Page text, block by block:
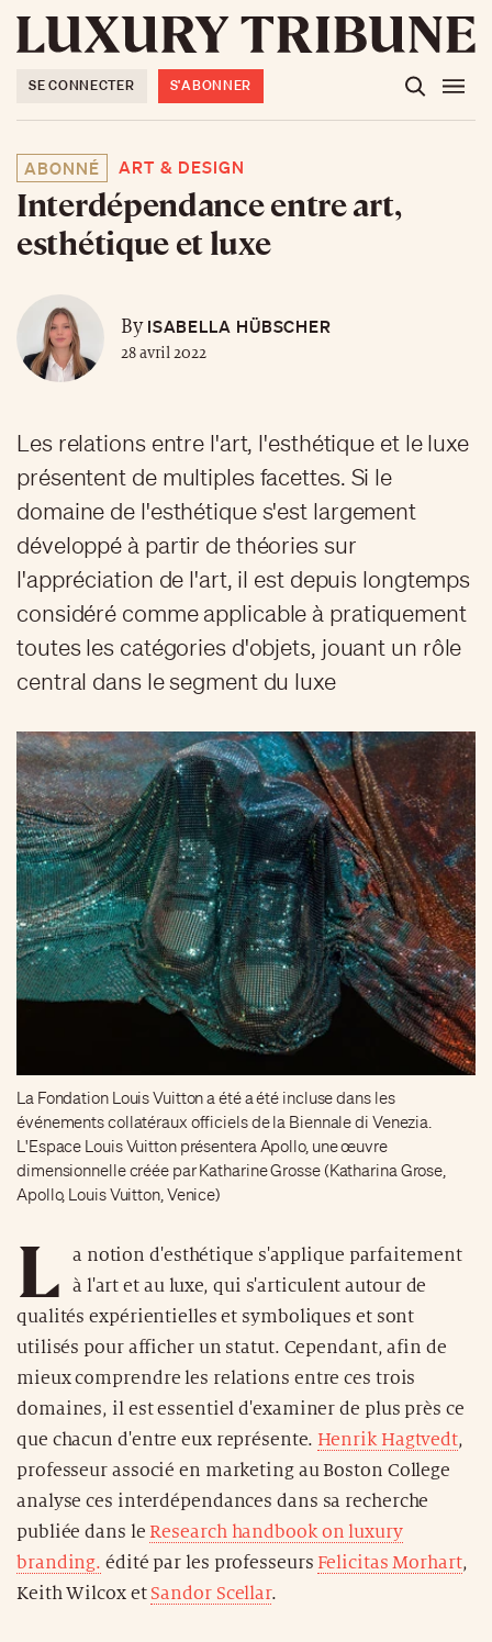
SE CONNECTER S'ABONNER
ABONNÉ ART & DESIGN
Interdépendance entre art,
esthétique et luxe
ByISABELLA HÜBSCHER
28 avril 2022
Les relations entre l'art, l'esthétique et le luxe
présentent de multiples facettes. Si le
domaine de l'esthétique s'est largement
développé à partir de théories sur
l'appréciation de l'art, il est depuis longtemps
considéré comme applicable à pratiquement
toutes les catégories d'objets, jouant un rôle
central dans le segment du luxe
La Fondation Louis Vuitton a été a été incluse dans les
événements collatéraux officiels de la Biennale di Venezia.
L'Espace Louis Vuitton présentera Apollo, une œuvre
dimensionnelle créée par Katharine Grosse (Katharina Grose,
Apollo, Louis Vuitton, Venice)
L
a notion d'esthétique s'applique parfaitement
à l'art et au luxe, qui s'articulent autour de
qualités expérientielles et symboliques et sont
utilisés pour afficher un statut. Cependant, afin de
mieux comprendre les relations entre ces trois
domaines, il est essentiel d'examiner de plus près ce
que chacun d'entre eux représente. Henrik Hagtvedt,
professeur associé en marketing au Boston College
analyse ces interdépendances dans sa recherche
publiée dans leResearch handbook on luxury
branding. édité par les professeurs Felicitas Morhart,
Keith Wilcox et Sandor Scellar.